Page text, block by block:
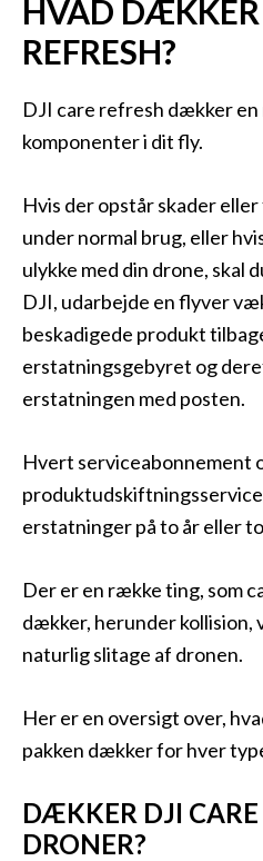
HVAD
REFRESH?
DJI care refresh dækker
komponenter i dit fly.
Hvis der opstår skader
under normal brug, eller
ulykke med din drone, skal
DJI, udarbejde en flyver
beskadigede produkt
erstatningsgebyret og
erstatningen med posten.
Hvert serviceabonnement
erstatninger på to år eller
Der er en række ting, som
dækker, herunder kollision,
naturlig slitage af dronen.
Her er en oversigt over,
pakken dækker for hver
DÆKKER DJI CARE
DRONER?